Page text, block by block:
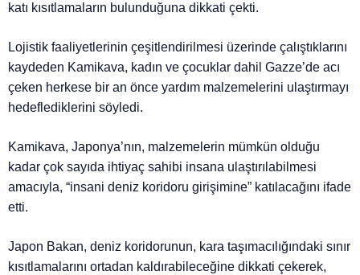
katı kısıtlamaların bulunduğuna dikkati çekti.
Lojistik faaliyetlerinin çeşitlendirilmesi üzerinde çalıştıklarını
kaydeden Kamikava, kadın ve çocuklar dahil Gazze’de acı
çeken herkese bir an önce yardım malzemelerini ulaştırmayı
hedeflediklerini söyledi.
Kamikava, Japonya’nın, malzemelerin mümkün olduğu
kadar çok sayıda ihtiyaç sahibi insana ulaştırılabilmesi
amacıyla, “insani deniz koridoru girişimine” katılacağını ifade
etti.
Japon Bakan, deniz koridorunun, kara taşımacılığındaki sınır
kısıtlamalarını ortadan kaldırabileceğine dikkati çekerek,